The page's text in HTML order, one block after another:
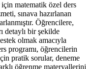
matematik özel ders
sınava hazırlanan
Öğrencilere,
detaylı bir şekilde
olmak amacıyla
programı, öğrencilerin
pratik sorular, deneme
öğrenme materyallerini